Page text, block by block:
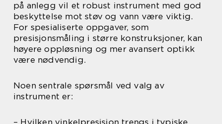
på anlegg vil et robust instrument med god
beskyttelse mot støv og vann være viktig.
For spesialiserte oppgaver, som
presisjonsmåling i større konstruksjoner, kan
høyere oppløsning og mer avansert optikk
være nødvendig.
Noen sentrale spørsmål ved valg av
instrument er:
– Hvilken vinkelpresisjon trengs i typiske